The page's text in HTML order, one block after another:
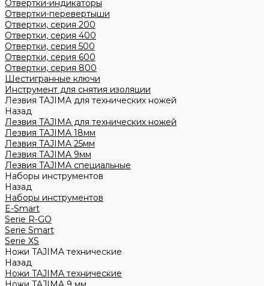
Отвертки-индикаторы
Отвертки-перевертыши
Отвертки, серия 200
Отвертки, серия 400
Отвертки, серия 500
Отвертки, серия 600
Отвертки, серия 800
Шестигранные ключи
Инструмент для снятия изоляции
Лезвия TAJIMA для технических ножей
Назад
Лезвия TAJIMA для технических ножей
Лезвия TAJIMA 18мм
Лезвия TAJIMA 25мм
Лезвия TAJIMA 9мм
Лезвия TAJIMA специальные
Наборы инструментов
Назад
Наборы инструментов
E-Smart
Serie R-GO
Serie Smart
Serie XS
Ножи TAJIMA технические
Назад
Ножи TAJIMA технические